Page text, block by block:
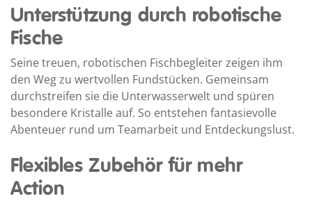
Unterstützung durch robotische
Fische
Seine treuen, robotischen Fischbegleiter zeigen ihm
den Weg zu wertvollen Fundstücken. Gemeinsam
durchstreifen sie die Unterwasserwelt und spüren
besondere Kristalle auf. So entstehen fantasievolle
Abenteuer rund um Teamarbeit und Entdeckungslust.
Flexibles Zubehör für mehr
Action